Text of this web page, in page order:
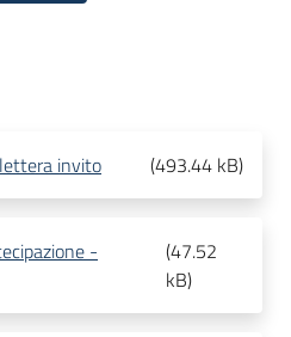
invito (493.44 kB)
-
(47.52
kB)